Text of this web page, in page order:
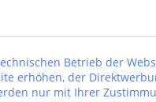
Betrieb der
erhöhen, der
nur mit Ihrer